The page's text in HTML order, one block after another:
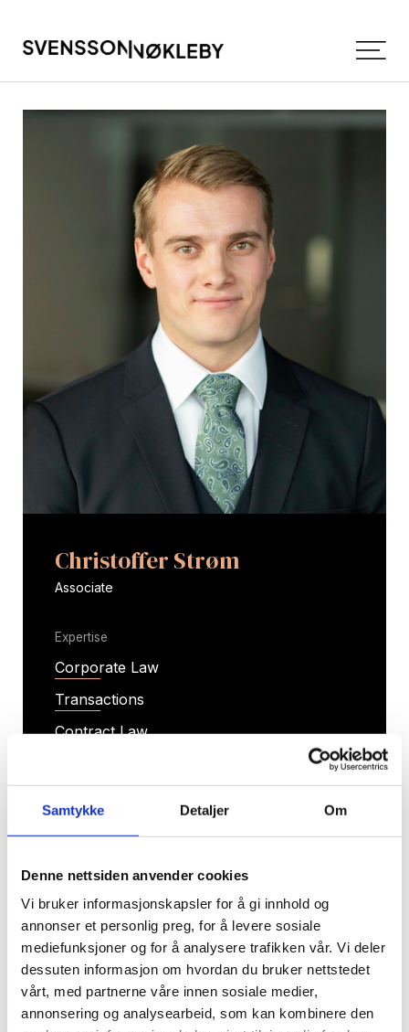
Samtykke Detaljer Om
Denne nettsiden anvender cookies
Vi bruker informasjonskapsler for å gi innhold og
annonser et personlig preg, for å levere sosiale
mediefunksjoner og for å analysere trafikken vår. Vi deler
dessuten informasjon om hvordan du bruker nettstedet
vårt, med partnerne våre innen sosiale medier,
annonsering og analysearbeid, som kan kombinere den
Christoffer Strøm
Associate
Expertise
Corporate Law
Transactions
Contract Law
+47 948 88 313
Christoffer Strøm is affiliated with our teams
working on corporate law and transactions,
and he handles all matters related to the
execution of real estate transactions or the